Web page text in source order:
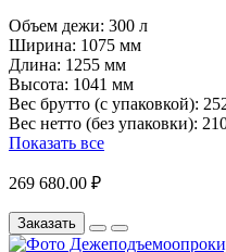
Объем дежи: 300 л
Ширина: 1075 мм
Длина: 1255 мм
Высота: 1041 мм
Вес брутто (с упаковкой):
Вес нетто (без упаковки):
Показать все
269 680.00 ₽
Заказать